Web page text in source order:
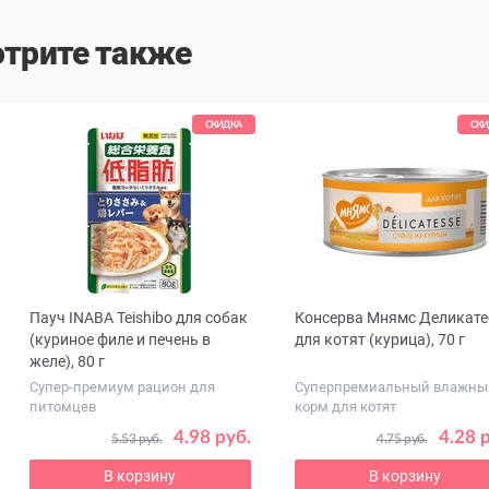
также
СКИДКА
Пауч INABA Teishibo для собак
(куриное филе и печень в
желе), 80 г
Супер-премиум рацион для
питомцев
4.98 руб.
5.53 руб.
В корзину
Консерва Мнямс
для котят (курица), 70 г
Суперпремиальный
корм для котят
4.28
4.75 руб.
В корзину